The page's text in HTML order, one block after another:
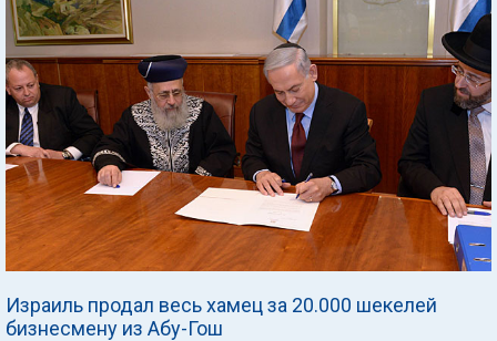
Израиль продал весь хамец за 20.000 шекелей
бизнесмену из Абу-Гош